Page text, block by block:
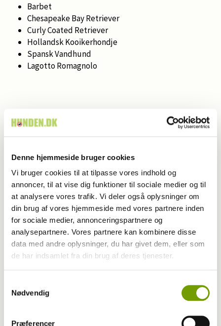
Denne hjemmeside bruger cookies
Vi bruger cookies til at tilpasse vores indhold og
annoncer, til at vise dig funktioner til sociale medier og til
at analysere vores trafik. Vi deler også oplysninger om
din brug af vores hjemmeside med vores partnere inden
for sociale medier, annonceringspartnere og
analysepartnere. Vores partnere kan kombinere disse
data med andre oplysninger, du har givet dem, eller som
de har indsamlet fra din brug af deres tjenester.
Nødvendig
Præferencer
Barbet
Chesapeake Bay Retriever
Curly Coated Retriever
Hollandsk Kooikerhondje
Spansk Vandhund
Lagotto Romagnolo
RING 23
Collie
Welsh Corgi Cardigan
Welsh Corgi Pembroke
RING 24
Cao De Agua Portugues
Golden Retriever
RING 25
Kleinspitz, Hvid